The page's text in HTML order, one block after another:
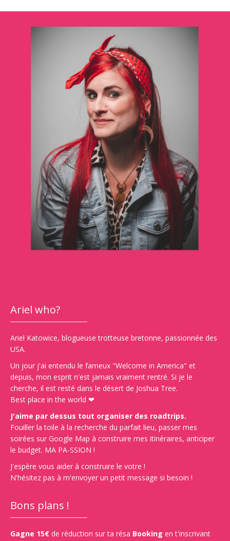
Ariel who?
Ariel Katowice, blogueuse trotteuse bretonne, passionnée des
USA.
Un jour j'ai entendu le fameux "Welcome in America" et
depuis, mon esprit n'est jamais vraiment rentré. Si je le
cherche, il est resté dans le désert de Joshua Tree.
Best place in the world ❤
J'aime par dessus tout organiser des roadtrips.
Fouiller la toile à la recherche du parfait lieu, passer mes
soirées sur Google Map à construire mes itinéraires, anticiper
le budget. MA PA-SSION !
J'espère vous aider à construire le votre !
N'hésitez pas à m'envoyer un petit message si besoin !
Bons plans !
Gagne 15€ de réduction sur ta résa Booking en t'inscrivant